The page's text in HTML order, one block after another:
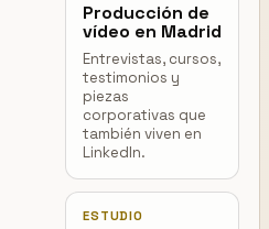
Producción de
vídeo en Madrid
Entrevistas, cursos,
testimonios y
piezas
corporativas que
también viven en
LinkedIn.
ESTUDIO